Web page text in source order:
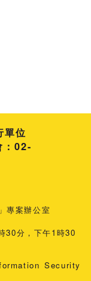
單位
：02-
專案辦公室
30分，下午1時30
Security